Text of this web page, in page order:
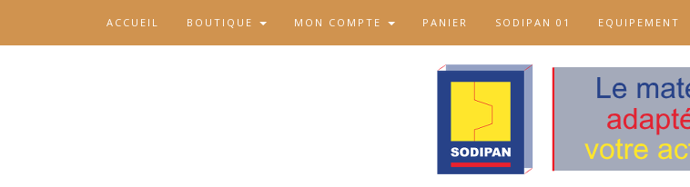
ACCUEIL BOUTIQUE MON COMPTE PANIER SODIPAN 01 EQUIPEMENT